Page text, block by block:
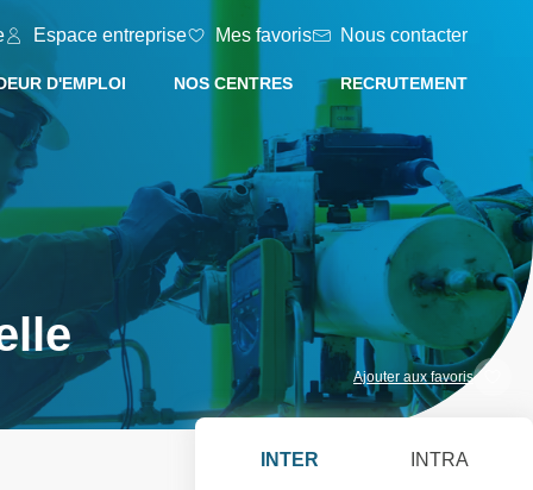
Espace entreprise Mes favoris Nous contacter
D'EMPLOI NOS CENTRES RECRUTEMENT
Ajouter aux favoris
INTER INTRA